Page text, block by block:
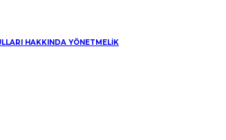
HAKKINDA YÖNETMELİK